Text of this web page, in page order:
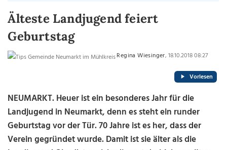
Älteste Landjugend feiert
Geburtstag
Regina Wiesinger, 18.10.2018 08:27
Vorlesen
NEUMARKT. Heuer ist ein besonderes Jahr für die
Landjugend in Neumarkt, denn es steht ein runder
Geburtstag vor der Tür. 70 Jahre ist es her, dass der
Verein gegründet wurde. Damit ist sie älter als die